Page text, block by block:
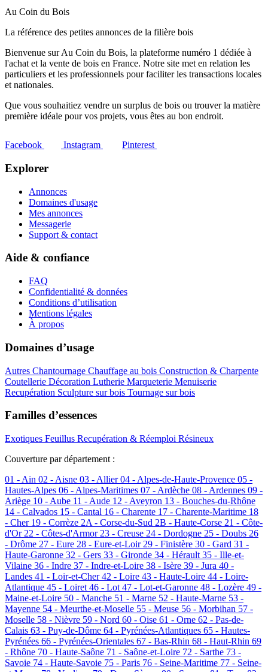
Au Coin du Bois
La référence des petites annonces de la filière bois
Bienvenue sur Au Coin du Bois, la plateforme numéro 1 dédiée à
l'achat et la vente de bois en France. Notre site met en relation les
particuliers et les professionnels pour faciliter les transactions locales
et nationales.
Que vous souhaitiez vendre un surplus de bois ou trouver la matière
première idéale pour vos projets, vous êtes au bon endroit.
Facebook Instagram Pinterest
Explorer
Annonces
Domaines d'usage
Mes annonces
Messagerie
Support & contact
Aide & confiance
FAQ
Confidentialité & données
Conditions d’utilisation
Mentions légales
À propos
Domaines d’usage
Autres Chantournage Chauffage au bois Construction & Charpente
Coutellerie Décoration Lutherie Marqueterie Menuiserie
Recupération Sculpture sur bois Tournage sur bois
Familles d’essences
Exotiques Feuillus Recupération & Réemploi Résineux
Couverture par département :
01 - Ain 02 - Aisne 03 - Allier04 - Alpes-de-Haute-Provence 05 -
Hautes-Alpes 06 - Alpes-Maritimes 07 - Ardèche 08 - Ardennes 09 -
Ariège 10 - Aube 11 - Aude 12 - Aveyron 13 - Bouches-du-Rhône
14 - Calvados 15 - Cantal 16 - Charente 17 - Charente-Maritime 18
- Cher 19 - Corrèze 2A - Corse-du-Sud 2B - Haute-Corse 21 - Côte-
d'Or 22 - Côtes-d'Armor 23 - Creuse 24 - Dordogne 25 - Doubs 26
- Drôme 27 - Eure 28 - Eure-et-Loir 29 - Finistère 30 - Gard 31 -
Haute-Garonne 32 - Gers 33 - Gironde 34 - Hérault 35 - Ille-et-
Vilaine 36 - Indre 37 - Indre-et-Loire 38 - Isère 39 - Jura 40 -
Landes 41 - Loir-et-Cher42 - Loire 43 - Haute-Loire 44 - Loire-
Atlantique 45 - Loiret 46 - Lot 47 - Lot-et-Garonne 48 - Lozère 49 -
Maine-et-Loire 50 - Manche 51 - Marne 52 - Haute-Marne 53 -
Mayenne 54 - Meurthe-et-Moselle 55 - Meuse 56 - Morbihan 57 -
Moselle 58 - Nièvre 59 - Nord 60 - Oise 61 - Orne 62 - Pas-de-
Calais 63 - Puy-de-Dôme 64 - Pyrénées-Atlantiques 65 - Hautes-
Pyrénées 66 - Pyrénées-Orientales 67 - Bas-Rhin 68 - Haut-Rhin 69
- Rhône 70 - Haute-Saône 71 - Saône-et-Loire 72 - Sarthe 73 -
Savoie 74 - Haute-Savoie 75 - Paris 76 - Seine-Maritime 77 - Seine-